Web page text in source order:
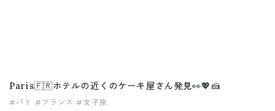
Paris🇫🇷ホテルの近くのケーキ屋さん発見👀💖🍰
#パリ #フランス #女子旅